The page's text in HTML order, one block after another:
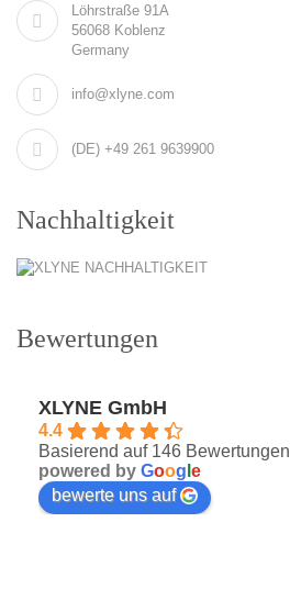
Löhrstraße 91A
56068 Koblenz
Germany
info@xlyne.com
(DE) +49 261 9639900
Nachhaltigkeit
Bewertungen
XLYNE GmbH
4.4
Basierend auf 146 Bewertungen
powered by Goog e
bewerte uns auf